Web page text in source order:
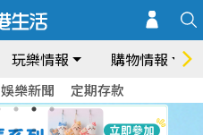
玩樂情報 購物情報
娛樂新聞 定期存款